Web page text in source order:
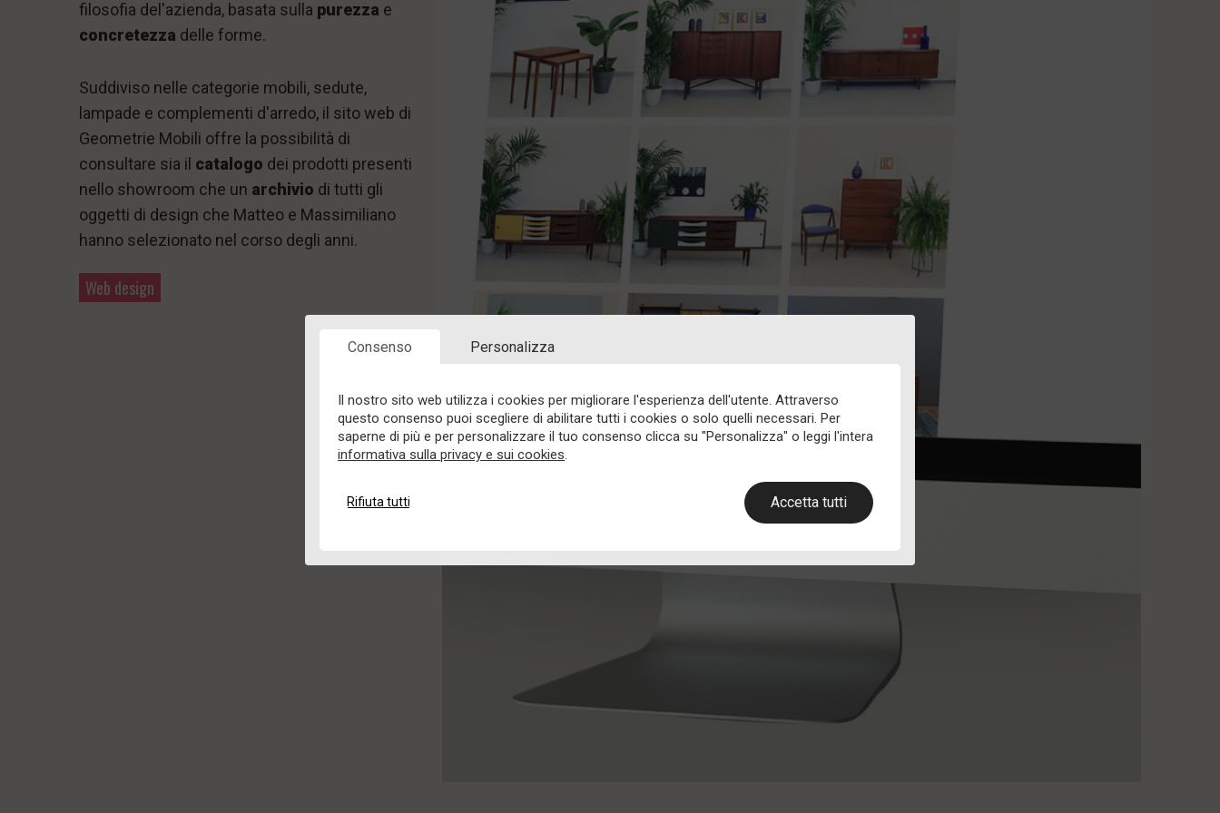
filosofia del'azienda, basata sulla purezza e
concretezza delle forme.
Suddiviso nelle categorie mobili, sedute,
lampade e complementi d'arredo, il sito web di
Geometrie Mobili offre la possibilità di
consultare sia il catalogo dei prodotti presenti
nello showroom che un archivio di tutti gli
oggetti di design che Matteo e Massimiliano
hanno selezionato nel corso degli anni.
Web design
Consenso Personalizza
Il nostro sito web utilizza i cookies per migliorare l'esperienza dell'utente. Attraverso
questo consenso puoi scegliere di abilitare tutti i cookies o solo quelli necessari. Per
saperne di più e per personalizzare il tuo consenso clicca su "Personalizza" o leggi l'intera
informativa sulla privacy e sui cookies.
Rifiuta tutti Accetta tutti